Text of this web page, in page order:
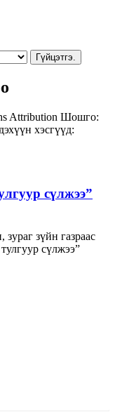
Гүйцэтгэ.
Attribution Шошго:
хэсгүүд:
сүлжээ”
зүйн газраас
сүлжээ”